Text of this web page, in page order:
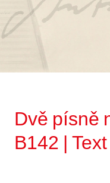
Dvě písně
B142 | Text